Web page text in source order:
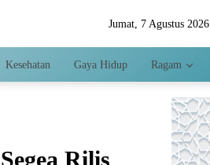
Jumat, 7 Agustus 2026
Kesehatan Gaya Hidup Ragam
Rilis